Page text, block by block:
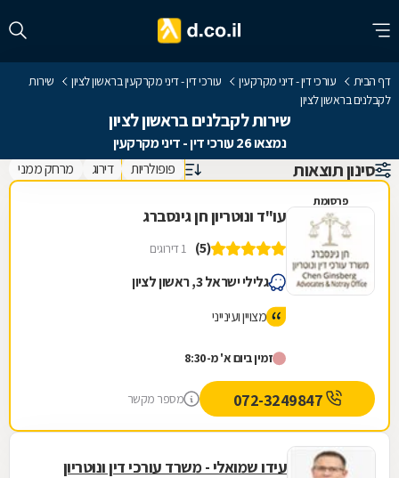
דף הבית עורכי דין - דיני מקרקעין עורכי דין - דיני מקרקעין בראשון לציון
שירות
לקבלנים בראשון לציון
שירות לקבלנים בראשון לציון
נמצאו 26 עורכי דין - דיני מקרקעין
סינון תוצאות פופולריות דירוג מרחק ממני
פרסומת
עו"ד ונוטריון חן גינסברג
(5) 1 דירוגים
גלילי ישראל 3, ראשון לציון
מצויין ועינייני
זמין ביום א' מ-8:30
מספר מקשר
עידו שמואלי - משרד עורכי דין ונוטריון